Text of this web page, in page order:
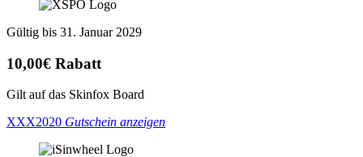
Gültig bis 31. Januar 2029
10,00€ Rabatt
Gilt auf das Skinfox Board
XXX2020 Gutschein anzeigen